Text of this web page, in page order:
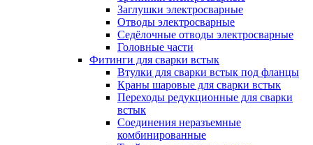
Заглушки электросварные
Отводы электросварные
Седёлочные отводы электросварные
Головные части
Фитинги для сварки встык
Втулки для сварки встык под фланцы
Краны шаровые для сварки встык
Переходы редукционные для сварки
встык
Соединения неразъемные
комбинированные